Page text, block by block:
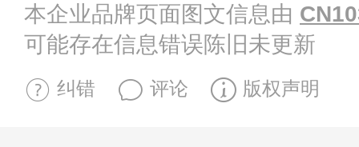
本企业品牌页面图文信息由
可能存在信息错误陈旧未更新
纠错 评论 版权声明